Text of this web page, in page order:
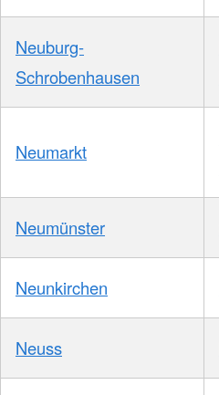
Neuburg-
Schrobenhausen
Neumarkt
Neumünster
Neunkirchen
Neuss